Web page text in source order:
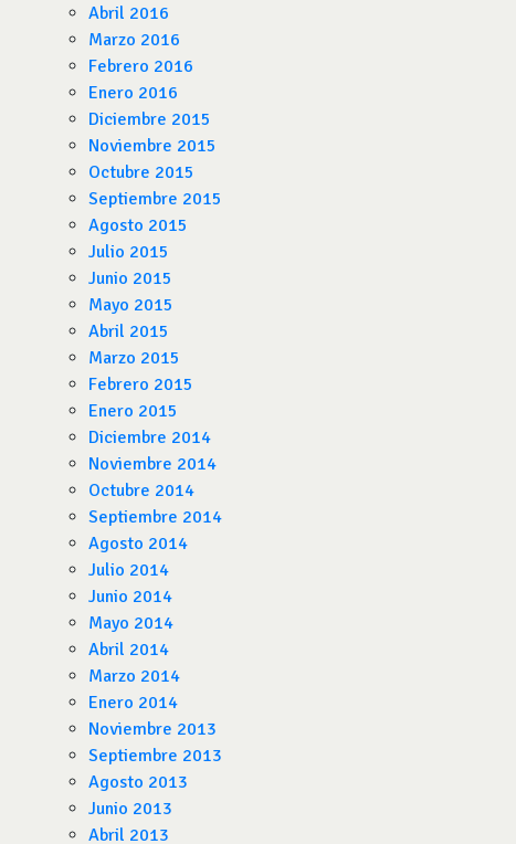
Abril 2016
Marzo 2016
Febrero 2016
Enero 2016
Diciembre 2015
Noviembre 2015
Octubre 2015
Septiembre 2015
Agosto 2015
Julio 2015
Junio 2015
Mayo 2015
Abril 2015
Marzo 2015
Febrero 2015
Enero 2015
Diciembre 2014
Noviembre 2014
Octubre 2014
Septiembre 2014
Agosto 2014
Julio 2014
Junio 2014
Mayo 2014
Abril 2014
Marzo 2014
Enero 2014
Noviembre 2013
Septiembre 2013
Agosto 2013
Junio 2013
Abril 2013